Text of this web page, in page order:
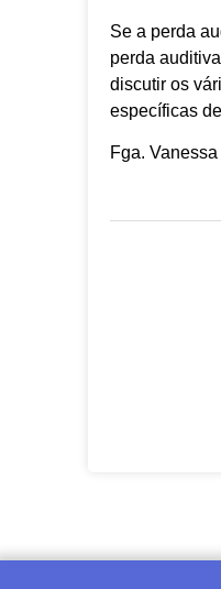
Se a perda
perda
discutir os
específicas
Fga.